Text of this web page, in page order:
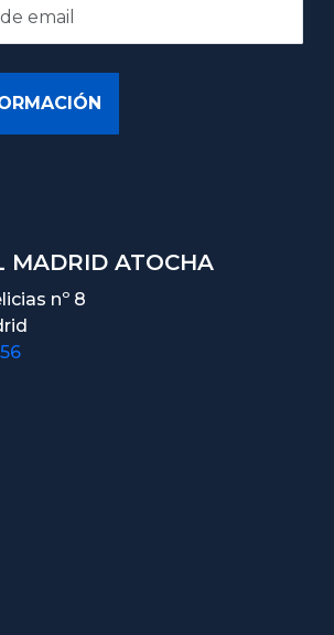
MADRID ATOCHA
nº 8